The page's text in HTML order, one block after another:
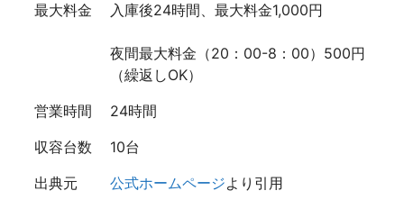
最大料金
入庫後24時間、最大料金1,000円
夜間最大料金（20：00-8：00）500円
（繰返しOK）
営業時間
24時間
収容台数
10台
出典元
公式ホームページより引用